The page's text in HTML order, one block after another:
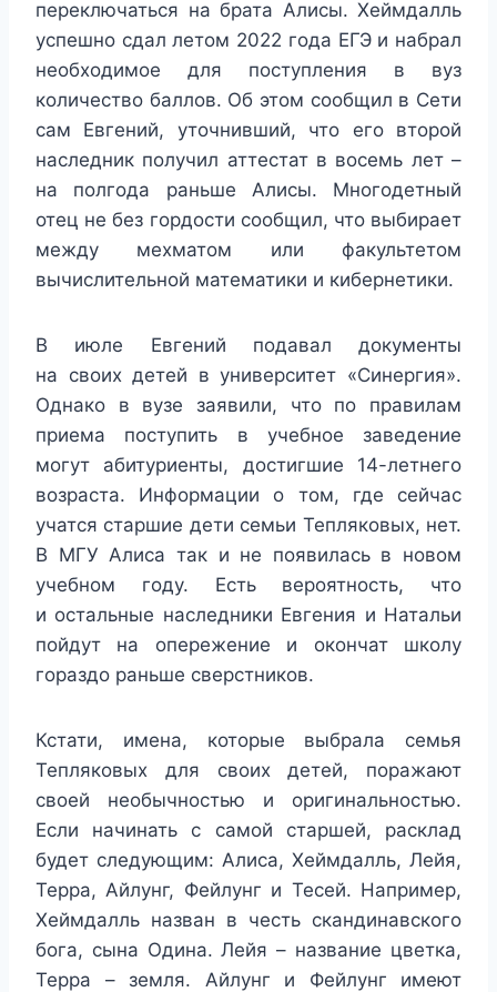
переключаться на брата Алисы. Хеймдалль
успешно сдал летом 2022 года ЕГЭ и набрал
необходимое для поступления в вуз
количество баллов. Об этом сообщил в Сети
сам Евгений, уточнивший, что его второй
наследник получил аттестат в восемь лет –
на полгода раньше Алисы. Многодетный
отец не без гордости сообщил, что выбирает
между мехматом или факультетом
вычислительной математики и кибернетики.
В июле Евгений подавал документы
на своих детей в университет «Синергия».
Однако в вузе заявили, что по правилам
приема поступить в учебное заведение
могут абитуриенты, достигшие 14-летнего
возраста. Информации о том, где сейчас
учатся старшие дети семьи Тепляковых, нет.
В МГУ Алиса так и не появилась в новом
учебном году. Есть вероятность, что
и остальные наследники Евгения и Натальи
пойдут на опережение и окончат школу
гораздо раньше сверстников.
Кстати, имена, которые выбрала семья
Тепляковых для своих детей, поражают
своей необычностью и оригинальностью.
Если начинать с самой старшей, расклад
будет следующим: Алиса, Хеймдалль, Лейя,
Терра, Айлунг, Фейлунг и Тесей. Например,
Хеймдалль назван в честь скандинавского
бога, сына Одина. Лейя – название цветка,
Терра – земля. Айлунг и Фейлунг имеют